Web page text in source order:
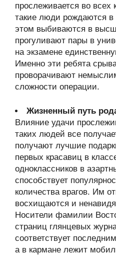
прослеживается во
такие люди рождаются
этом выбиваются в
прогуливают пары в
на экзамене
Именно эти ребята
проворачивают
сложности операции.
Жизненный путь
Влияние удачи
таких людей все
получают лучшие
первых красавиц в
одноклассников в
способствует
количества врагов. Им
восхищаются и
Носители фамилии
страниц глянцевых
соответствует
а в кармане лежит